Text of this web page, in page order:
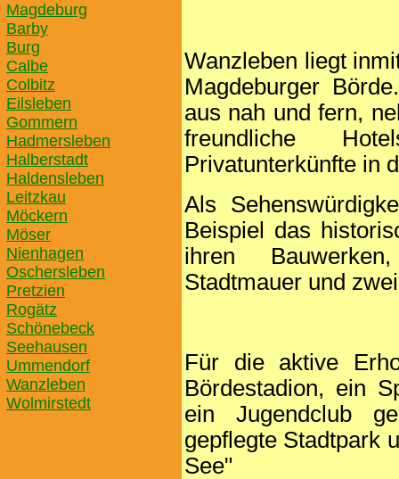
Magdeburg
Barby
Burg
Calbe
Colbitz
Eilsleben
Gommern
Hadmersleben
Halberstadt
Haldensleben
Leitzkau
Möckern
Möser
Nienhagen
Oschersleben
Pretzien
Rogätz
Schönebeck
Seehausen
Ummendorf
Wanzleben
Wolmirstedt
Wanzleben liegt
Magdeburger
aus nah und fern,
freundliche
Privatunterkünfte in
Als
Beispiel das
ihren
Stadtmauer und
Für die aktive
Bördestadion, ein
ein Jugendclub
gepflegte Stadtpark
See"